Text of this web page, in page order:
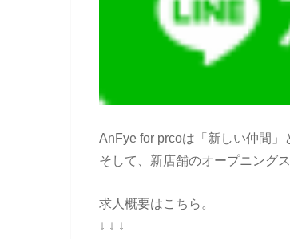
AnFye for prcoは「新しい仲間」
そして、新店舗のオープニング
求人概要はこちら。
↓ ↓ ↓